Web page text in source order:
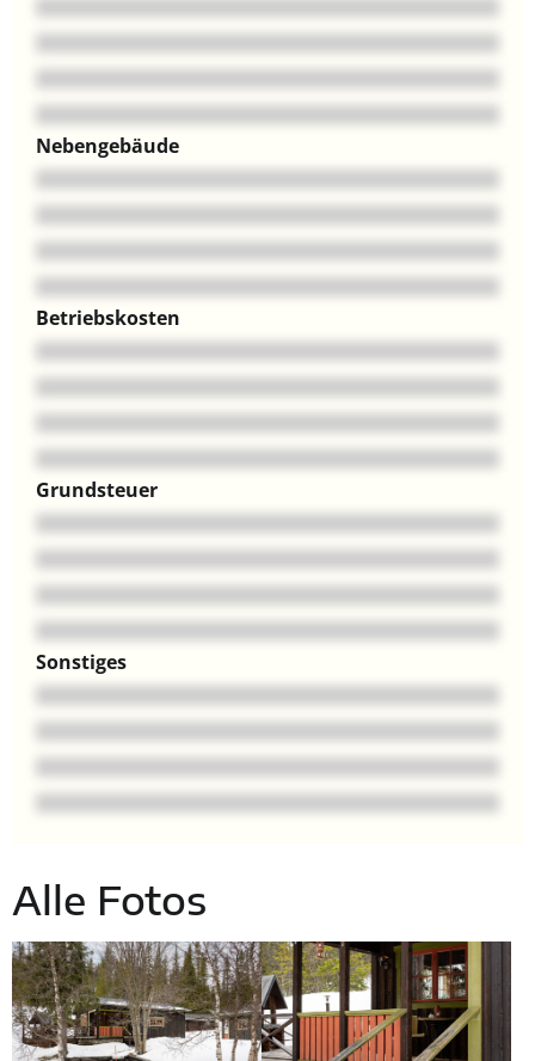
Nebengebäude
Betriebskosten
Grundsteuer
Sonstiges
Alle Fotos